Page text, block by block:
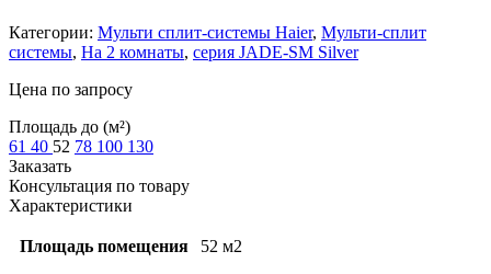
Категории: Мульти сплит-системы Haier, Мульти-сплит
системы, На 2 комнаты, серия JADE-SM Silver
Цена по запросу
Площадь до (м²)
61 40 52 78 100 130
Заказать
Консультация по товару
Характеристики
Площадь помещения 52 м2